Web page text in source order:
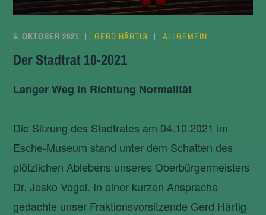
5. OKTOBER 2021 GERD HÄRTIG ALLGEMEIN
Der Stadtrat 10-2021
Langer Weg in Richtung Normalität
Die Sitzung des Stadtrates am 04.10.2021 im
Esche-Museum stand unter dem Schatten des
plötzlichen Ablebens unseres Oberbürgermeisters
Dr. Jesko Vogel. In einer kurzen Ansprache
gedachte unser Fraktionsvorsitzende Gerd Härtig